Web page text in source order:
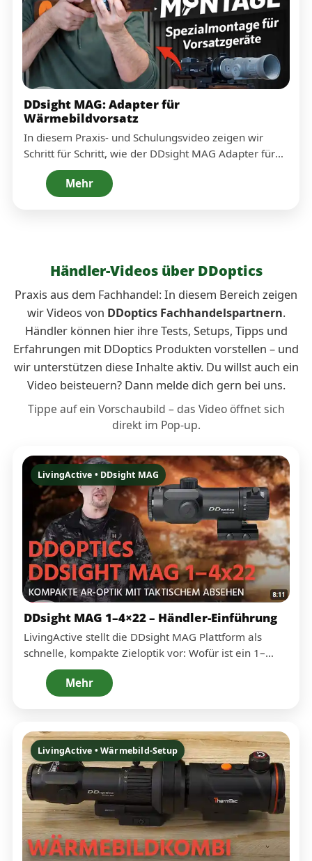
DDsight MAG: Adapter für
Wärmebildvorsatz
In diesem Praxis- und Schulungsvideo zeigen wir
Schritt für Schritt, wie der DDsight MAG Adapter für
Wärmebildvorsatzgeräte montiert und korrekt
ausgerichtet wird – sauber, sicher und revir-tauglich.
Du erfährst, worauf es beim Sitz, bei der
Mehr
Händler-Videos über DDoptics
Praxis aus dem Fachhandel: In diesem Bereich zeigen
wir Videos von DDoptics Fachhandelspartnern.
Händler können hier ihre Tests, Setups, Tipps und
Erfahrungen mit DDoptics Produkten vorstellen – und
wir unterstützen diese Inhalte aktiv. Du willst auch ein
Video beisteuern? Dann melde dich gern bei uns.
Tippe auf ein Vorschaubild – das Video öffnet sich
direkt im Pop-up.
LivingActive • DDsight MAG
DDsight MAG 1–4×22 – Händler-Einführung
LivingActive stellt die DDsight MAG Plattform als
schnelle, kompakte Zieloptik vor: Wofür ist ein 1–
4×22 Setup ideal, wie fühlt es sich in der Hand an –
und welche Details machen es im Alltag „einfach
schnell“? Perfekt, wenn du einen praxisnahen Einstieg
Kombinationen gehst.
Mehr
LivingActive • Wärmebild-Setup